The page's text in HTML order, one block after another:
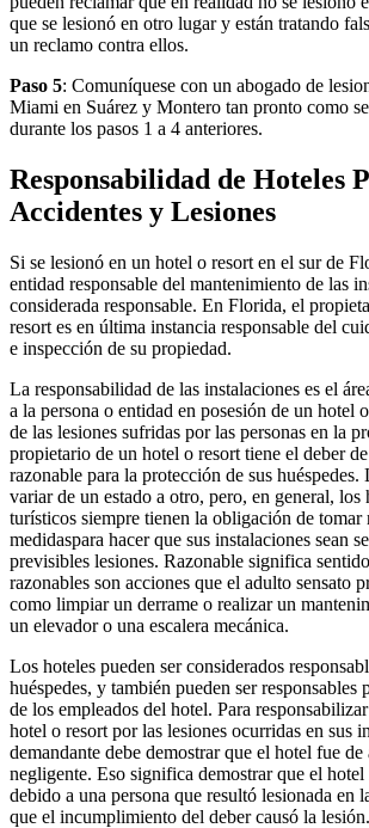
que se lesionó en otro lugar y están tratando
un reclamo contra ellos.
Paso 5: Comuníquese con un abogado de
Miami en Suárez y Montero tan pronto como
durante los pasos 1 a 4 anteriores.
Responsabilidad de Hoteles
Accidentes y Lesiones
Si se lesionó en un hotel o resort en el sur de
entidad responsable del mantenimiento de las
considerada responsable. En Florida, el
resort es en última instancia responsable del
e inspección de su propiedad.
La responsabilidad de las instalaciones es el
a la persona o entidad en posesión de un hotel
de las lesiones sufridas por las personas en la
propietario de un hotel o resort tiene el deber
razonable para la protección de sus huéspedes.
variar de un estado a otro, pero, en general, los
turísticos siempre tienen la obligación de tomar
medidaspara hacer que sus instalaciones sean
previsibles lesiones. Razonable significa
razonables son acciones que el adulto sensato
como limpiar un derrame o realizar un
un elevador o una escalera mecánica.
Los hoteles pueden ser considerados
huéspedes, y también pueden ser responsables
de los empleados del hotel. Para
hotel o resort por las lesiones ocurridas en sus
demandante debe demostrar que el hotel fue de
negligente. Eso significa demostrar que el
debido a una persona que resultó lesionada en
que el incumplimiento del deber causó la lesión.